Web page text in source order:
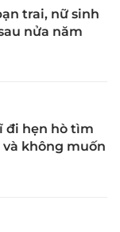
trai, nữ sinh
nửa năm
đi hẹn hò tìm
không muốn